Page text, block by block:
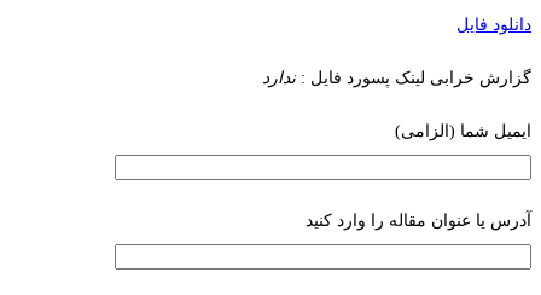
دانلود فایل
گزارش خرابی لینک پسورد فایل :ندارد
ایمیل شما (الزامی)
آدرس یا عنوان مقاله را وارد کنید